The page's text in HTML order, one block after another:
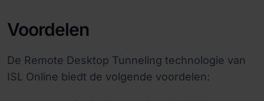
Voordelen
De Remote Desktop Tunneling technologie van
ISL Online biedt de volgende voordelen: